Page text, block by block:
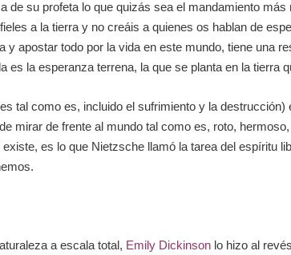
de su profeta lo que quizás sea el mandamiento
a la tierra y no creáis a quienes os hablan de
apostar todo por la vida en este mundo, tiene una
es la esperanza terrena, la que se planta en la tierra
tal como es, incluido el sufrimiento y la
mirar de frente al mundo tal como es, roto,
es lo que Nietzsche llamó la tarea del espíritu
a escala total, Emily Dickinson lo hizo al